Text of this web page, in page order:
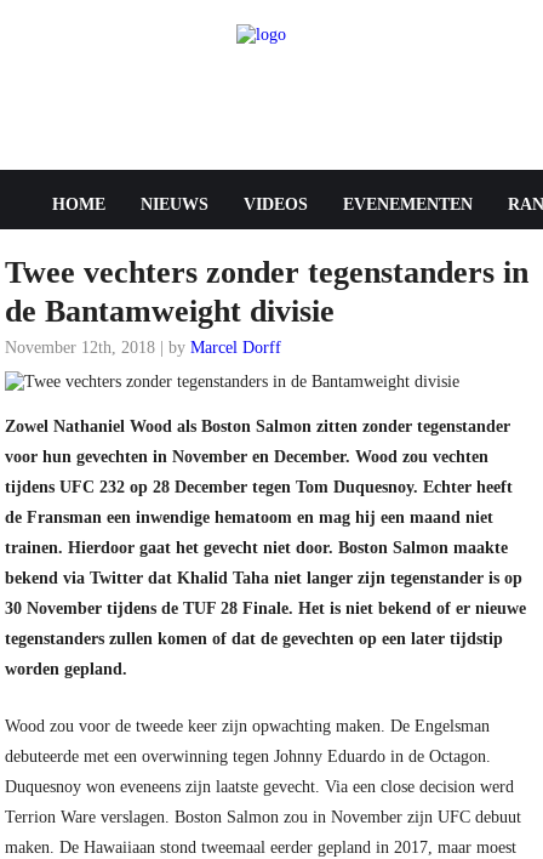
HOME NIEUWS VIDEOS EVENEMENTEN
Twee vechters zonder tegenstanders in
de Bantamweight divisie
November 12th, 2018 | byMarcel Dorff
Zowel Nathaniel Wood als Boston Salmon zitten zonder tegenstander
voor hun gevechten in November en December. Wood zou vechten
tijdens UFC 232 op 28 December tegen Tom Duquesnoy. Echter heeft
de Fransman een inwendige hematoom en mag hij een maand niet
trainen. Hierdoor gaat het gevecht niet door. Boston Salmon maakte
bekend via Twitter dat Khalid Taha niet langer zijn tegenstander is op
30 November tijdens de TUF 28 Finale. Het is niet bekend of er nieuwe
tegenstanders zullen komen of dat de gevechten op een later tijdstip
worden gepland.
Wood zou voor de tweede keer zijn opwachting maken. De Engelsman
debuteerde met een overwinning tegen Johnny Eduardo in de Octagon.
Duquesnoy won eveneens zijn laatste gevecht. Via een close decision werd
Terrion Ware verslagen. Boston Salmon zou in November zijn UFC debuut
maken. De Hawaiiaan stond tweemaal eerder gepland in 2017, maar moest